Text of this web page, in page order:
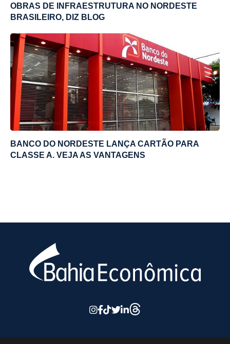
OBRAS DE INFRAESTRUTURA NO NORDESTE
BRASILEIRO, DIZ BLOG
BANCO DO NORDESTE LANÇA CARTÃO PARA
CLASSE A. VEJA AS VANTAGENS